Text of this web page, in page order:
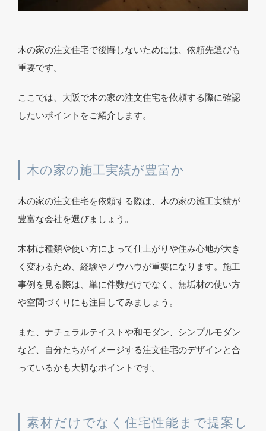
木の家の注文住宅で後悔しないためには、依頼先選びも
重要です。
ここでは、大阪で木の家の注文住宅を依頼する際に確認
したいポイントをご紹介します。
木の家の施工実績が豊富か
木の家の注文住宅を依頼する際は、木の家の施工実績が
豊富な会社を選びましょう。
木材は種類や使い方によって仕上がりや住み心地が大き
く変わるため、経験やノウハウが重要になります。施工
事例を見る際は、単に件数だけでなく、無垢材の使い方
や空間づくりにも注目してみましょう。
また、ナチュラルテイストや和モダン、シンプルモダン
など、自分たちがイメージする注文住宅のデザインと合
っているかも大切なポイントです。
素材だけでなく住宅性能まで提案し